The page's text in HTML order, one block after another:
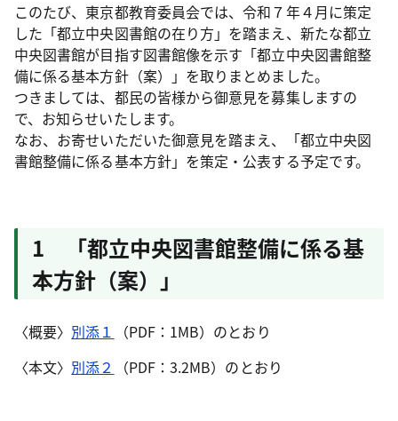
このたび、東京都教育委員会では、令和７年４月に策定
した「都立中央図書館の在り方」を踏まえ、新たな都立
中央図書館が目指す図書館像を示す「都立中央図書館整
備に係る基本方針（案）」を取りまとめました。
つきましては、都民の皆様から御意見を募集しますの
で、お知らせいたします。
なお、お寄せいただいた御意見を踏まえ、「都立中央図
書館整備に係る基本方針」を策定・公表する予定です。
1 「都立中央図書館整備に係る基
本方針（案）」
〈概要〉 別添１
（PDF：1MB）のとおり
〈本文〉 別添２ （PDF：3.2MB）のとおり